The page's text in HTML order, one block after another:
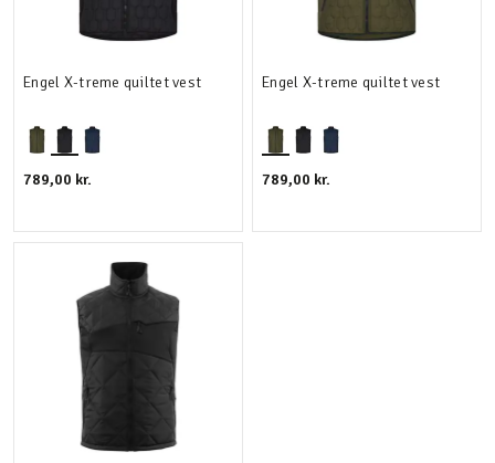
Engel X-treme quiltet vest
789,00 kr.
Engel X-treme quiltet vest
789,00 kr.